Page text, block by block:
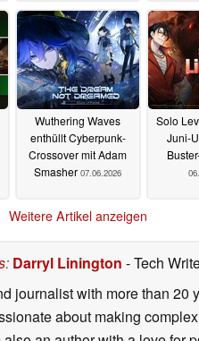
Wuthering Waves
enthüllt Cyberpunk-
Crossover mit Adam
Smasher 07.06.2026
Solo
Juni-
Weitere Artikel anzeigen
: Darryl Linington - Tech
journalist with more than
about making